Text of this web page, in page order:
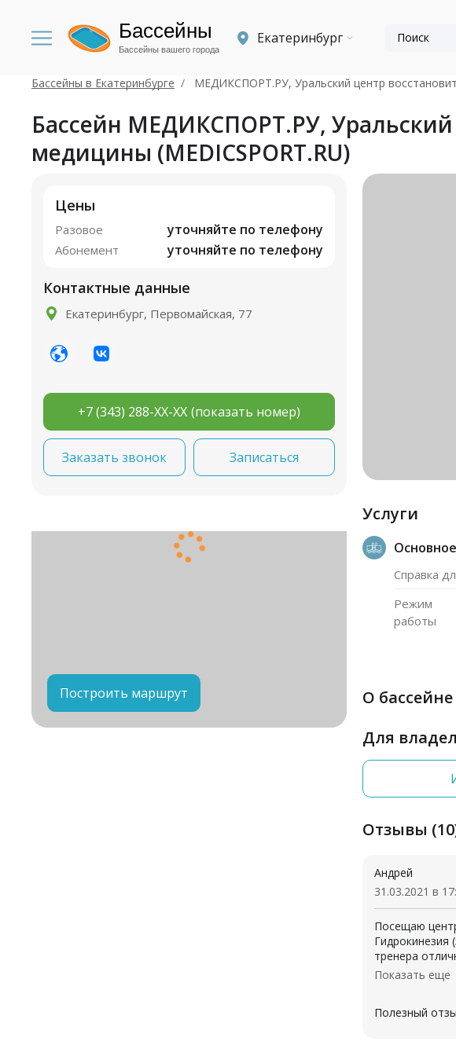
Бассейны
Бассейны вашего города
Екатеринбург
Бассейны в Екатеринбурге МЕДИКСПОРТ.РУ, Уральский центр
Бассейн МЕДИКСПОРТ.РУ, Уральский
медицины (MEDICSPORT.RU)
Цены
Разовое уточняйте по телефону
Абонемент уточняйте по телефону
Контактные данные
Екатеринбург, Первомайская, 77
+7 (343) 288-XX-XX (показать номер)
Заказать звонок Записаться
Построить маршрут
Услуги
Основное
Справка
Режим
работы
О бассейне
Для
Отзывы
Андрей
31.03.2021 в
Посещаю
Гидрокинезия
тренера
доктору за
столь
Показать еще
Полезный